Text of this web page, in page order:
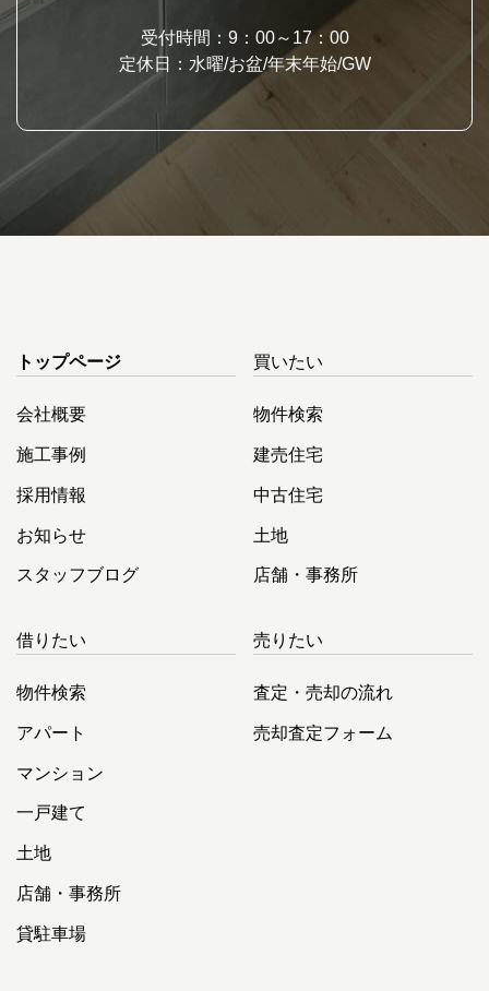
受付時間：9：00～17：00
定休日：水曜/お盆/年末年始/GW
トップページ
会社概要
施工事例
採用情報
お知らせ
スタッフブログ
買いたい
物件検索
建売住宅
中古住宅
土地
店舗・事務所
借りたい
物件検索
アパート
マンション
一戸建て
土地
店舗・事務所
貸駐車場
売りたい
査定・売却の流れ
売却査定フォーム